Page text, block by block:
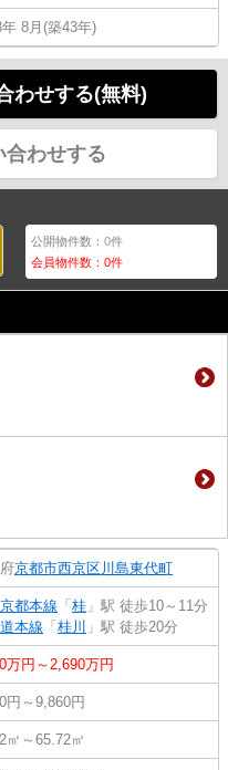
年 8月(築43年)
わせする(無料)
合わせする
公開物件数：0件
会員物件数：0件
京都市西京区川島東代町
都本線 「 桂 」駅 徒歩10～11分
本線 「 桂川 」駅 徒歩20分
万円～2,690万円
円～9,860円
㎡～65.72㎡